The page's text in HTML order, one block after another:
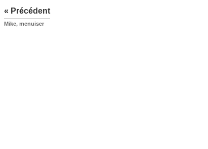
« Précédent
Mike, menuiser